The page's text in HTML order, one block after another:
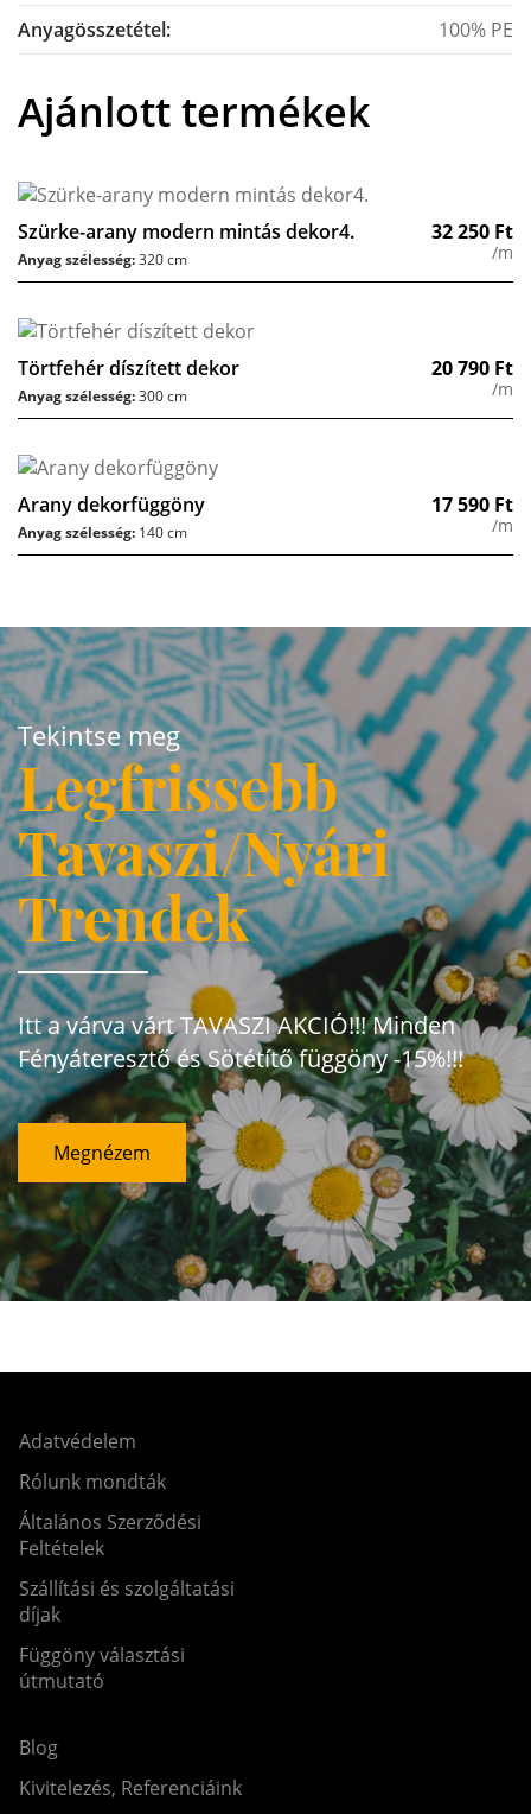
Anyagösszetétel:
100% PE
Ajánlott termékek
Szürke-arany modern mintás dekor4. 32 250 Ft
/m
Anyag szélesség:320 cm
Törtfehér díszített dekor 20 790 Ft
/m
Anyag szélesség:300 cm
Arany dekorfüggöny 17 590 Ft
/m
Anyag szélesség: 140 cm
Tekintse meg
Legfrissebb
Tavaszi/Nyári
Trendek
Itt a várva várt TAVASZI AKCIÓ!!! Minden
Fényáteresztő és Sötétítő függöny -15%!!!
Megnézem
Adatvédelem
Rólunk mondták
Általános Szerződési
Feltételek
Szállítási és szolgáltatási
díjak
Függöny választási
útmutató
Blog
Kivitelezés, Referenciáink